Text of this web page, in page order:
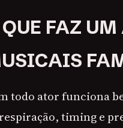
FAZ
todo ator funciona
timing e